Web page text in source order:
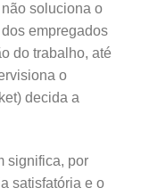
soluciona o
empregados
do trabalho, até
o
decida a
significa, por
satisfatória e o